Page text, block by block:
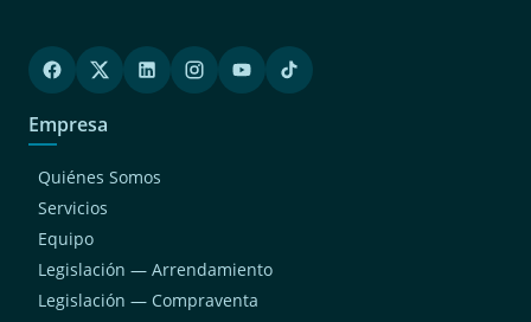
Empresa
Quiénes Somos
Servicios
Equipo
Legislación — Arrendamiento
Legislación — Compraventa